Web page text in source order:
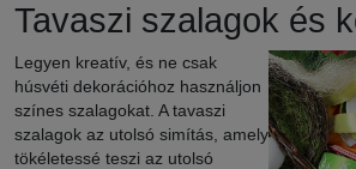
Tavaszi szalagok és
Legyen kreatív, és ne csak
húsvéti dekorációhoz használjon
színes szalagokat. A tavaszi
szalagok az utolsó simítás, amely
tökéletessé teszi az utolsó